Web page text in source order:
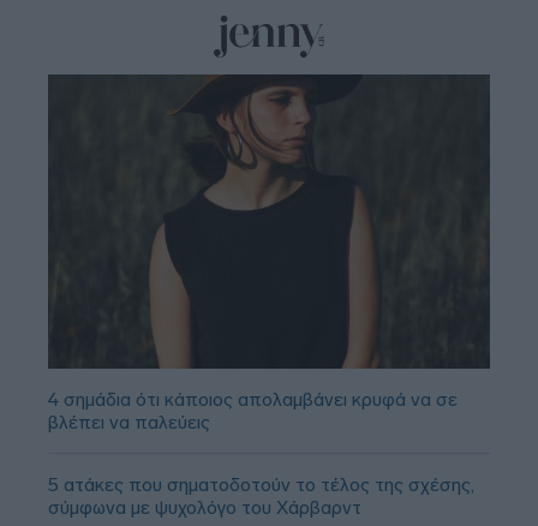
4 σημάδια ότι κάποιος απολαμβάνει κρυφά να σε
βλέπει να παλεύεις
5 ατάκες που σηματοδοτούν το τέλος της σχέσης,
σύμφωνα με ψυχολόγο του Χάρβαρντ